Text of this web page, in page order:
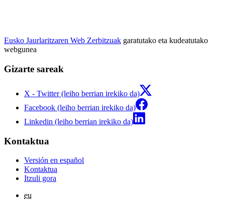
Eusko Jaurlaritzaren Web Zerbitzuak garatutako eta kudeatutako
webgunea
Gizarte sareak
X - Twitter (leiho berrian irekiko da)
Facebook (leiho berrian irekiko da)
Linkedin (leiho berrian irekiko da)
Kontaktua
Versión en español
Kontaktua
Itzuli gora
eu